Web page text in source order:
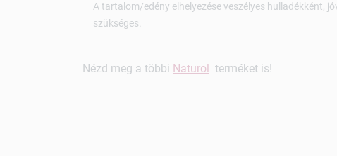
A tartalom/edény elhelyezése veszélyes hulladékként,
szükséges.
Nézd meg a többi Naturol terméket is!